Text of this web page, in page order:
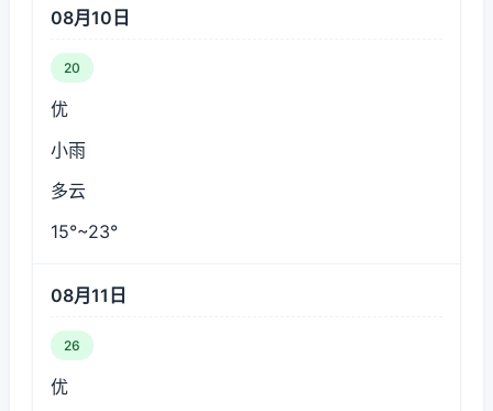
08月10日
20
优
小雨
多云
15°~23°
08月11日
26
优